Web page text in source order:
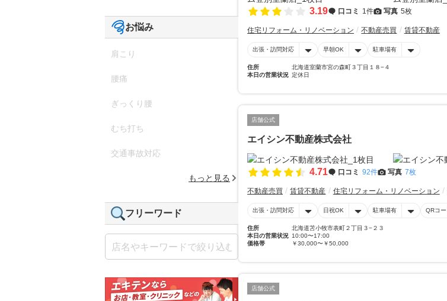
3.19 口コミ 1件 写真 5枚
住宅リフォーム・リノベーション 不動産売買 賃貸不動産
出張・訪問対応 早朝OK 駐車場有
住所
北海道室蘭市宮の森町３丁目１８−４
本日の営業状況 定休日
店舗公式
エイシン不動産株式会社
4.71 口コミ 92件 写真 7枚
不動産売買 賃貸不動産 住宅リフォーム・リノベーション
出張・訪問対応 日祝OK 駐車場有 QRコ
住所
北海道苫小牧市表町２丁目３−２３
本日の営業状況 10:00〜17:00
価格帯
￥30,000〜￥50,000
店舗公式
お悩み
肩こり
腰痛
ぎっくり腰
むち打ち
交通事故対応
もっと見る
フリーワード